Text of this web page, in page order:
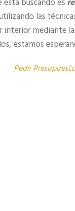
esta buscando es
las
interior mediante
estamos
Pedir